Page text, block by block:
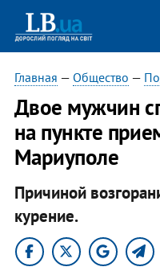
Главная — Общество —
Двое мужчин
на пункте
Мариуполе
Причиной
курение.